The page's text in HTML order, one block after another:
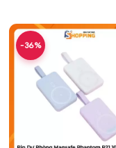
-36%